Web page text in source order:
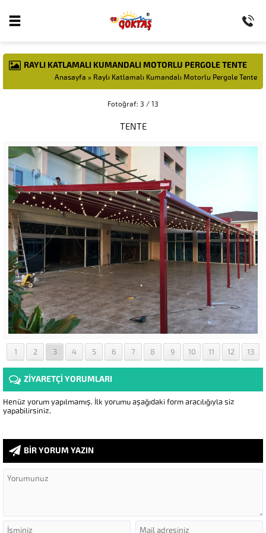
RAYLI KATLAMALI KUMANDALI MOTORLU PERGOLE TENTE
Anasayfa » Raylı Katlamalı Kumandalı Motorlu Pergole Tente
Fotoğraf: 3 / 13
TENTE
1 2 3 4 5 6 7 8 9 10 11 12 13
ZİYARETÇİ YORUMLARI
Henüz yorum yapılmamış. İlk yorumu aşağıdaki form aracılığıyla siz
yapabilirsiniz.
BİR YORUM YAZIN